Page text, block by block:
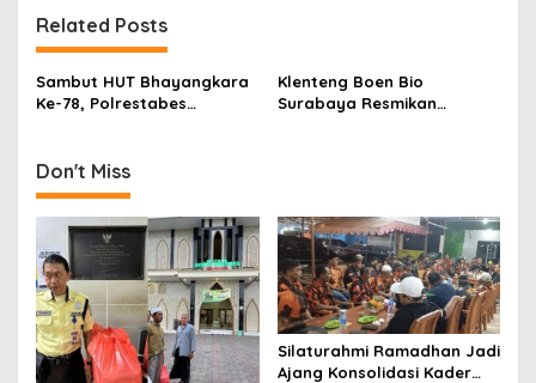
n
a
v
i
g
a
t
i
o
n
Related Posts
Sambut HUT Bhayangkara
Ke-78, Polrestabes
Klenteng Boen Bio
Klenteng Boen Bio
Surabaya Resmikan
Don't Miss
Silaturahmi Ramadhan Jadi
Ajang Konsolidasi Kader